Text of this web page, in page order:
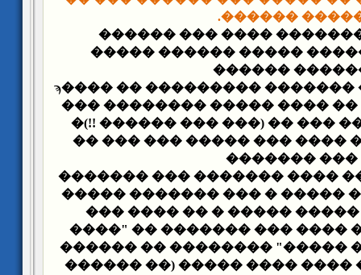
�����
- �� ��� 1901� ������� ���� ���
������� �� ����� �����
������
- �� ��� 1902� ���� ������� ��������� �� ����ϡ
� ���� ������� �� ����
����� ����� ��� ��� ��
��� ������� �� ���� ���
��� �������
- �� ��� 1902� ����� ���� ������� ���
���� ���� ����� ����� �
�� ����� ��� ����� �����
����� ������. � ���� ���
����� ���� ���� �����"
� ���� �� ����� ���� ����